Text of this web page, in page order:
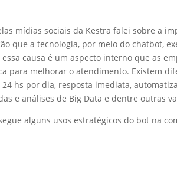
mídias sociais da Kestra falei sobre a
que a tecnologia, por meio do chatbot,
causa é um aspecto interno que as
para melhorar o atendimento. Existem
hs por dia, resposta imediata,
e análises de Big Data e dentre outras
alguns usos estratégicos do bot na